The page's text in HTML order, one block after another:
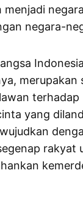
menjadi
negara-
merupakan
terhadap
yang
rakyat